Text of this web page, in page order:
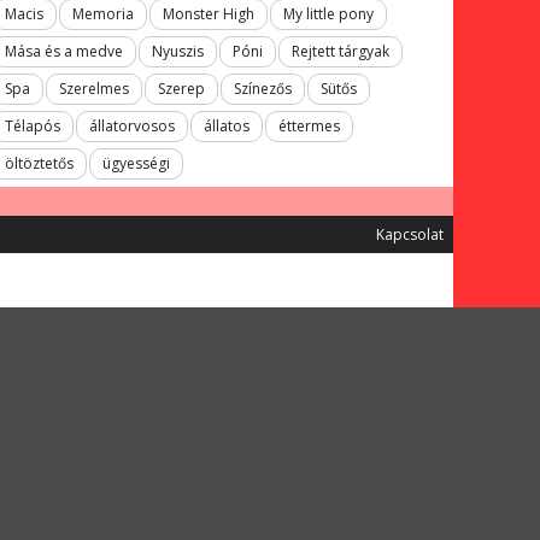
Macis Memoria Monster High
My little pony
Mása és a medve
Nyuszis Póni
Rejtett tárgyak
Spa
Szerelmes Szerep Színezős
Sütős
Télapós
állatorvosos állatos
éttermes
öltöztetős
ügyességi
Kapcsolat